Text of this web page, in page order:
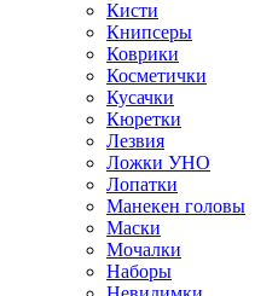
Кисти
Книпсеры
Коврики
Косметички
Кусачки
Кюретки
Лезвия
Ложки УНО
Лопатки
Манекен головы
Маски
Мочалки
Наборы